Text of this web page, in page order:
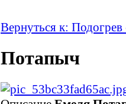
Вернуться к: Подогрев
Потапыч